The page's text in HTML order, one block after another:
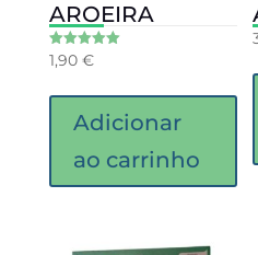
AROEIRA
Avaliação
5.00
1,90 €
Adicionar
ao carrinho